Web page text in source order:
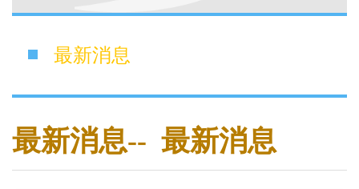
最新消息
最新消息-- 最新消息